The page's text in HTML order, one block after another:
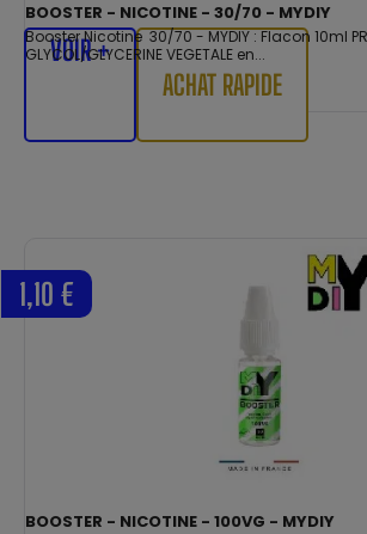
BOOSTER - NICOTINE - 30/70 - MYDIY
Booster Nicotine 30/70 - MYDIY : Flacon 10ml
GLYCOL/GLYCERINE VEGETALE en...
VOIR +
ACHAT RAPIDE
BOOSTER - NICOTINE - 100VG - MYDIY
1,10 €